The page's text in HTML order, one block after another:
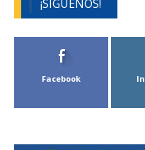
¡SÍGUENOS!